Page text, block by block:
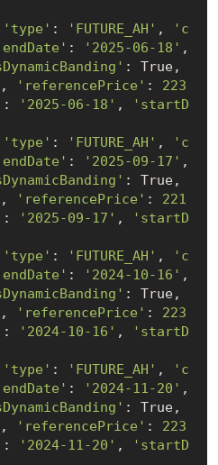
'type' : 'FUTURE_AH' ,
'c
: '2025-06-18'
: True
, 'referencePrice' : 223
: '2025-06-18' ,
'startD
'type' : 'FUTURE_AH' ,
'c
: '2025-09-17'
: True
, 'referencePrice' : 221
: '2025-09-17' ,
'startD
'type' : 'FUTURE_AH' ,
'c
: '2024-10-16'
: True
, 'referencePrice' : 223
: '2024-10-16' ,
'startD
'type' : 'FUTURE_AH' ,
'c
: '2024-11-20'
: True
, 'referencePrice' : 223
: '2024-11-20' ,
'startD